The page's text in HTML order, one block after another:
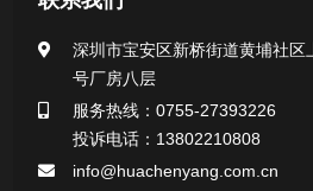
一次性使用采样器系列
微生物样本保存液（通用运输传媒
深圳市宝安区新桥街道黄埔社区
号厂房八层
服务热线：0755-27393226
投诉电话：13802210808
info@huachenyang.com.cn